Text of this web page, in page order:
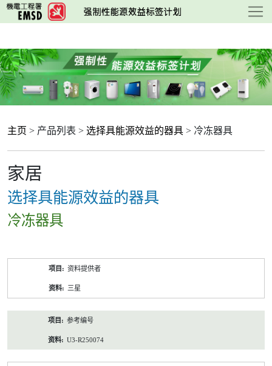
跳
至
要
内
容
主页 > 产品列表 > 选择具能源效益的器具 > 冷冻器具
家居
选择具能源效益的器具
冷冻器具
资料提供者
三星
参考编号
U3-R250074